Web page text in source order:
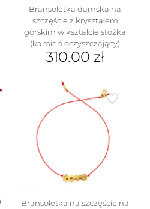
Bransoletka damska na
szczęście z kryształem
górskim w kształcie stożka
(kamień oczyszczający)
310.00 zł
ma
wiele
wariantów.
stronie
Bransoletka na szczęście na